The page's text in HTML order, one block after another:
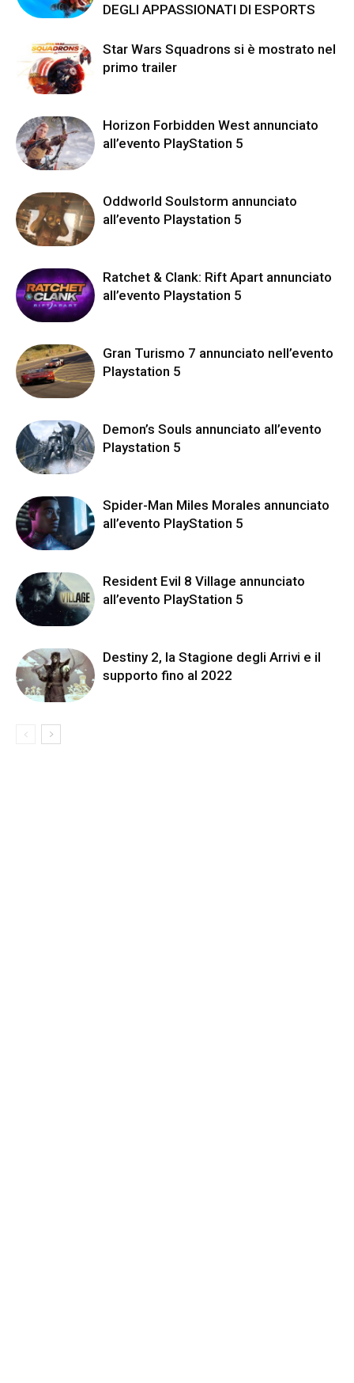
DEGLI APPASSIONATI DI ESPORTS
Star Wars Squadrons si è mostrato nel
primo trailer
Horizon Forbidden West annunciato
all’evento PlayStation 5
Oddworld Soulstorm annunciato
all’evento Playstation 5
Ratchet & Clank: Rift Apart annunciato
all’evento Playstation 5
Gran Turismo 7 annunciato nell’evento
Playstation 5
Demon’s Souls annunciato all’evento
Playstation 5
Spider-Man Miles Morales annunciato
all’evento PlayStation 5
Resident Evil 8 Village annunciato
all’evento PlayStation 5
Destiny 2, la Stagione degli Arrivi e il
supporto fino al 2022